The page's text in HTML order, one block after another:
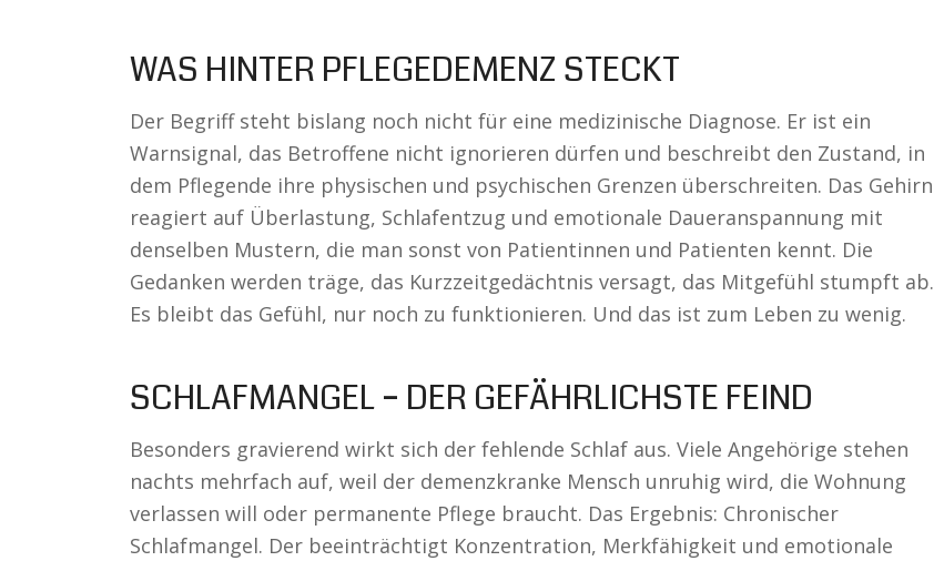
WAS HINTER PFLEGEDEMENZ STECKT
Der Begriff steht bislang noch nicht für eine medizinische Diagnose. Er ist ein
Warnsignal, das Betroffene nicht ignorieren dürfen und beschreibt den Zustand, in
dem Pflegende ihre physischen und psychischen Grenzen überschreiten. Das Gehirn
reagiert auf Überlastung, Schlafentzug und emotionale Daueranspannung mit
denselben Mustern, die man sonst von Patientinnen und Patienten kennt. Die
Gedanken werden träge, das Kurzzeitgedächtnis versagt, das Mitgefühl stumpft ab.
Es bleibt das Gefühl, nur noch zu funktionieren. Und das ist zum Leben zu wenig.
SCHLAFMANGEL – DER GEFÄHRLICHSTE FEIND
Besonders gravierend wirkt sich der fehlende Schlaf aus. Viele Angehörige stehen
nachts mehrfach auf, weil der demenzkranke Mensch unruhig wird, die Wohnung
verlassen will oder permanente Pflege braucht. Das Ergebnis: Chronischer
Schlafmangel. Der beeinträchtigt Konzentration, Merkfähigkeit und emotionale